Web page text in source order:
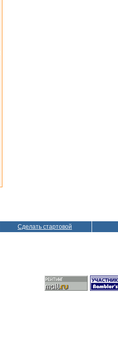
Сделать стартовой